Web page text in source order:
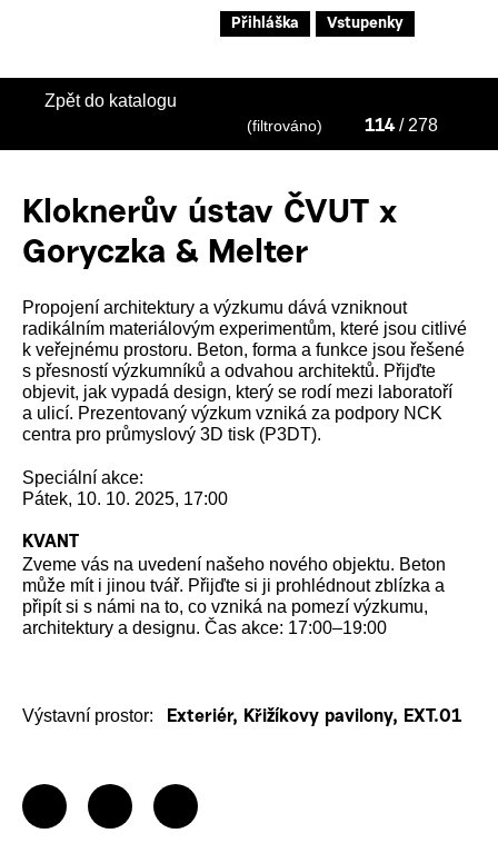
Přihláška Vstupenky
Zpět do katalogu
(filtrováno) 114/ 278
Kloknerův ústav ČVUT x
Goryczka & Melter
Propojení architektury a výzkumu dává vzniknout
radikálním materiálovým experimentům, které jsou citlivé
k veřejnému prostoru. Beton, forma a funkce jsou řešené
s přesností výzkumníků a odvahou architektů. Přijďte
objevit, jak vypadá design, který se rodí mezi laboratoří
a ulicí. Prezentovaný výzkum vzniká za podpory NCK
centra pro průmyslový 3D tisk (P3DT).
Speciální akce:
Pátek, 10. 10. 2025, 17:00
KVANT
Zveme vás na uvedení našeho nového objektu. Beton
může mít i jinou tvář. Přijďte si ji prohlédnout zblízka a
připít si s námi na to, co vzniká na pomezí výzkumu,
architektury a designu. Čas akce: 17:00–19:00
Výstavní prostor: Exteriér, Křižíkovy pavilony, EXT.01